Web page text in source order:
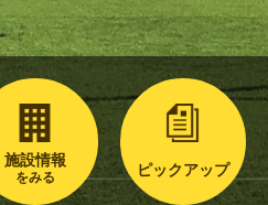
施設情報
をみる ピックアップ